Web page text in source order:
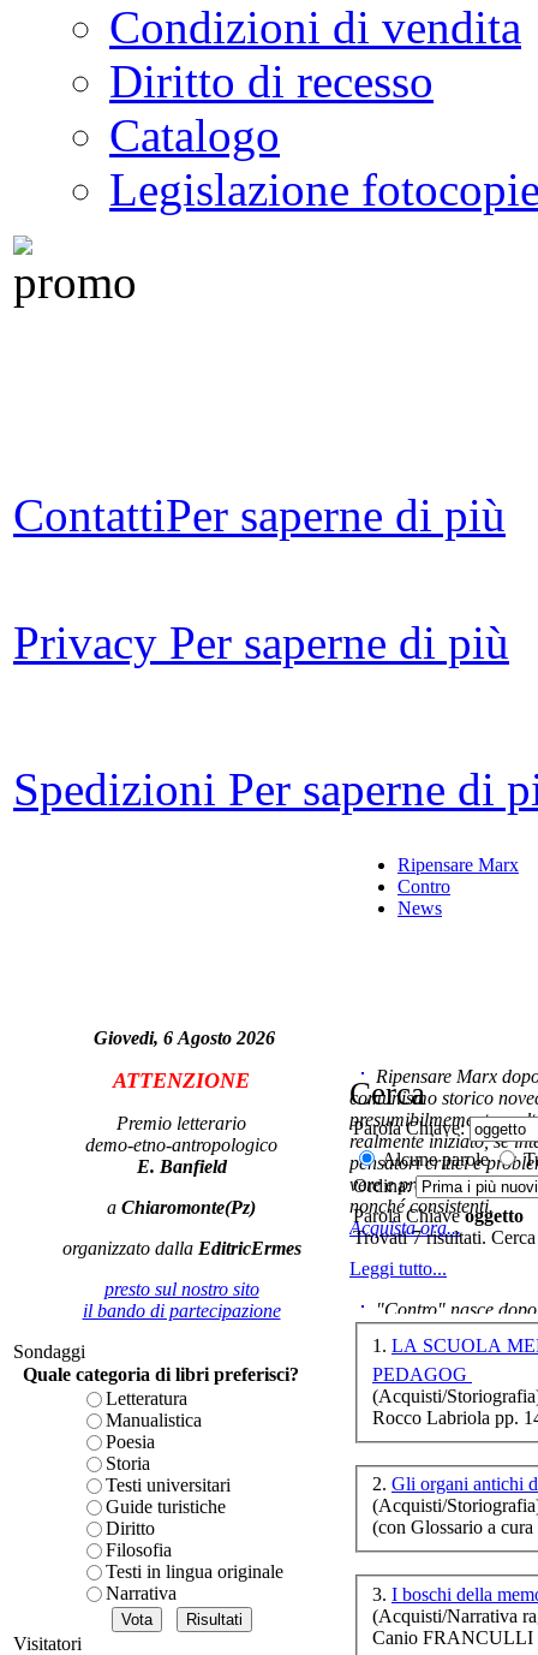
Condizioni di vendita
Diritto di recesso
Catalogo
Legislazione
ContattiPer saperne di più
Privacy Per saperne di più
Spedizioni Per saperne di
Giovedi, 6 Agosto 2026
ATTENZIONE
Premio letterario
demo-etno-antropologico
E. Banfield
a Chiaromonte(Pz)
organizzato dalla EditricErmes
presto sul nostro sito
il bando di partecipazione
Sondaggi
Quale categoria di libri preferisci?
Letteratura
Manualistica
Poesia
Storia
Testi universitari
Guide turistiche
Diritto
Filosofia
Testi in lingua originale
Narrativa
Visitatori
Ripensare Marx
Contro
News
Ripensare Marx
comunismo storico
presumibilmemente
realmente iniziato, se
pensatori critici e
vere e proprie correnti
nonché consistenti.
Acquista ora...
Leggi tutto...
"Contro" nasce
cominciato con la
ripensaremarx. i saggi
questa collaborazione
è teorica, sempre però
presente fase.
Acquista ora...
cURL error 28: Failed
80 after 7114 ms:
Cerca
Parola Chiave:
Alcune parole
Ordina:
Parola Chiaveoggetto
Trovati 7 risultati.
1. LA SCUOLA MEDIA
PEDAGOG
(Acquisti/
Rocco Labriola pp.
2. Gli organi antichi
(Acquisti/
(con Glossario a
3. I boschi della
(Acquisti/Narrativa
Canio FRANCULLI